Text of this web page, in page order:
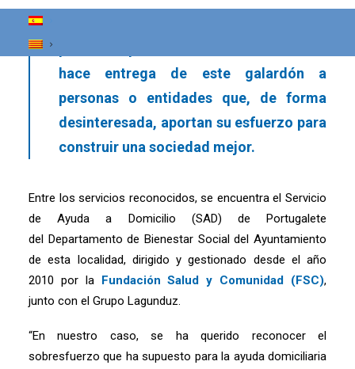
hace entrega de este galardón a
personas o entidades que, de forma
desinteresada, aportan su esfuerzo para
construir una sociedad mejor.
Entre los servicios reconocidos, se encuentra el Servicio
de Ayuda a Domicilio (SAD) de Portugalete
del Departamento de Bienestar Social del Ayuntamiento
de esta localidad, dirigido y gestionado desde el año
2010 por la Fundación Salud y Comunidad (FSC),
junto con el Grupo Lagunduz.
“En nuestro caso, se ha querido reconocer el
sobresfuerzo que ha supuesto para la ayuda domiciliaria